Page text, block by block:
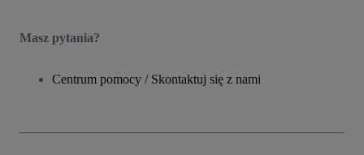
Masz pytania?
Centrum pomocy / Skontaktuj się z nami